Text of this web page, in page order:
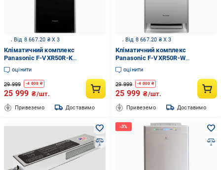
Від 8 667.20 ₴ X 3
Кліматичний комплекс
Panasonic F-VXR50R-K
(22873952)
оцінити
29 999 -4 000 ₴
25 999 ₴/шт.
Привеземо Доставимо
Від 8 667.20 ₴ X 3
Кліматичний комплекс
Panasonic F-VXR50R-W
(22874254)
оцінити
29 999 -4 000 ₴
25 999 ₴/шт.
Привеземо Доставимо